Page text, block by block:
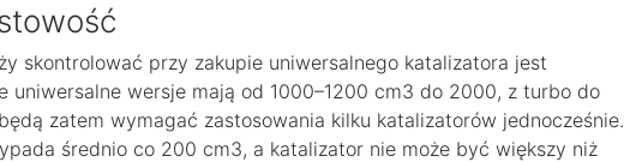
skontrolować przy zakupie uniwersalnego katalizatora jest
uniwersalne wersje mają od 1000–1200 cm3 do 2000, z turbo do
zatem wymagać zastosowania kilku katalizatorów jednocześnie.
średnio co 200 cm3, a katalizator nie może być większy niż